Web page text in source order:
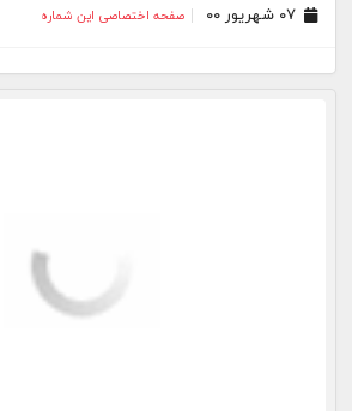
۰۷ شهریور ۰۰ صفحه اختصاصی این شماره